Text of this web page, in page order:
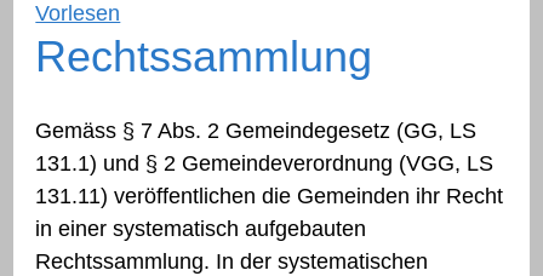
Vorlesen
Rechtssammlung
Gemäss § 7 Abs. 2 Gemeindegesetz (GG, LS
131.1) und § 2 Gemeindeverordnung (VGG, LS
131.11) veröffentlichen die Gemeinden ihr Recht
in einer systematisch aufgebauten
Rechtssammlung. In der systematischen